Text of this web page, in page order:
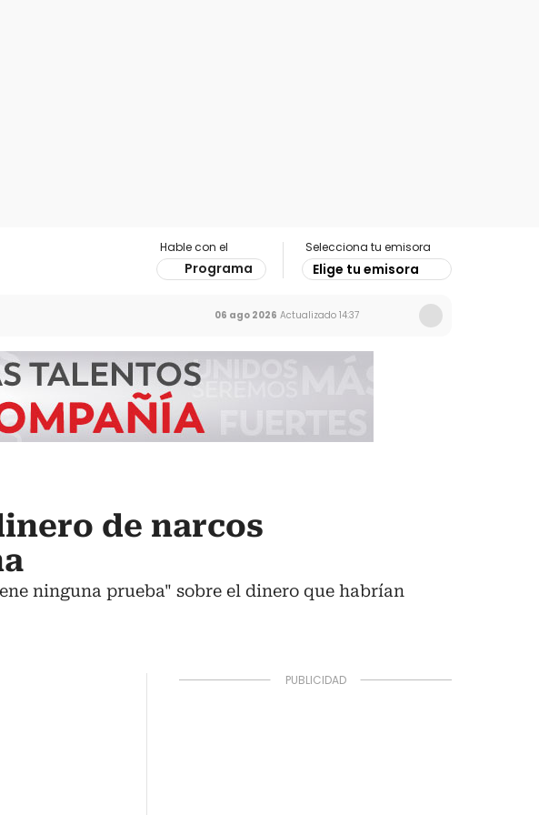
Hable con el
Programa
Selecciona tu emisora
Elige tu emisora
06 ago 2026 Actualizado 14:37
de narcos
ninguna prueba" sobre el dinero que habrían